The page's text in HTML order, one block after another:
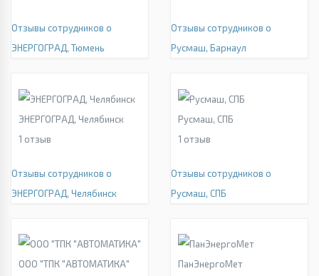
Отзывы сотрудников о
ЭНЕРГОГРАД, Тюмень
Отзывы сотрудников о
Русмаш, Барнаул
ЭНЕРГОГРАД, Челябинск
1 отзыв
Отзывы сотрудников о
ЭНЕРГОГРАД, Челябинск
Русмаш, СПБ
1 отзыв
Отзывы сотрудников о
Русмаш, СПБ
ООО "ТПК "АВТОМАТИКА"
ПанЭнергоМет